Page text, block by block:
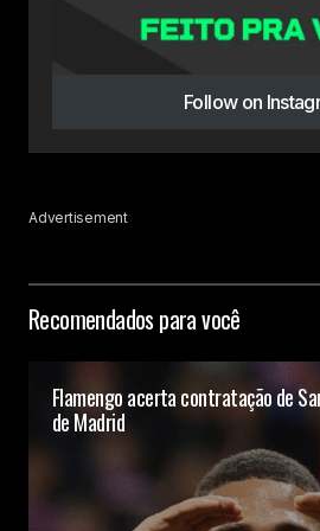
Follow on
Advertisement
Recomendados para você
Flamengo acerta contratação de
de Madrid